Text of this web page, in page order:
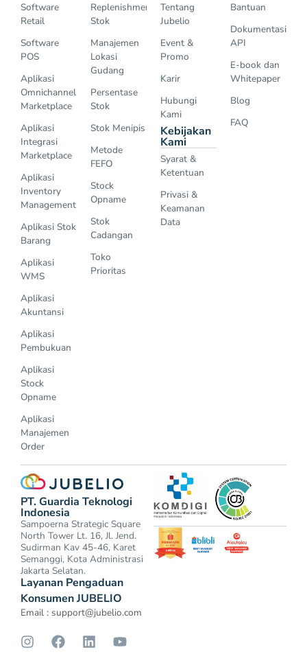
Software
Retail
Software
POS
Aplikasi
Omnichannel
Marketplace
Aplikasi
Integrasi
Marketplace
Aplikasi
Inventory
Management
Aplikasi Stok
Barang
Aplikasi
WMS
Aplikasi
Akuntansi
Aplikasi
Pembukuan
Aplikasi
Stock
Opname
Aplikasi
Manajemen
Order
Replenishment
Stok
Manajemen
Lokasi
Gudang
Persentase
Stok
Stok Menipis
Metode
FEFO
Stock
Opname
Stok
Cadangan
Toko
Prioritas
Tentang
Jubelio
Event &
Promo
Karir
Hubungi
Kami
Kebijakan
Kami
Syarat &
Ketentuan
Privasi &
Keamanan
Data
Bantuan
Dokumentasi
API
E-book dan
Whitepaper
Blog
FAQ
PT. Guardia Teknologi
Indonesia
Sampoerna Strategic Square
North Tower Lt. 16, Jl. Jend.
Sudirman Kav 45-46, Karet
Semanggi, Kota Administrasi
Jakarta Selatan.
Layanan Pengaduan
Konsumen JUBELIO
Email : support@jubelio.com